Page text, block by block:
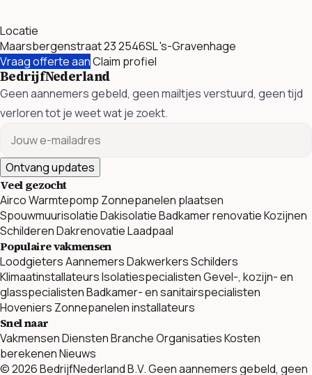
Locatie
Maarsbergenstraat 23 2546SL 's-Gravenhage
Vraag offerte aanClaim profiel
BedrijfNederland
Geen aannemers gebeld, geen mailtjes verstuurd, geen tijd
verloren tot je weet wat je zoekt.
Ontvang updates
Veel gezocht
AircoWarmtepomp Zonnepanelen plaatsen
SpouwmuurisolatieDakisolatieBadkamer renovatieKozijnen
SchilderenDakrenovatieLaadpaal
Populaire vakmensen
LoodgietersAannemersDakwerkersSchilders
KlimaatinstallateursIsolatiespecialistenGevel-, kozijn- en
glasspecialistenBadkamer- en sanitairspecialisten
Hoveniers Zonnepanelen installateurs
Snel naar
VakmensenDienstenBranche OrganisatiesKosten
berekenenNieuws
© 2026 BedrijfNederland B.V. Geen aannemers gebeld, geen